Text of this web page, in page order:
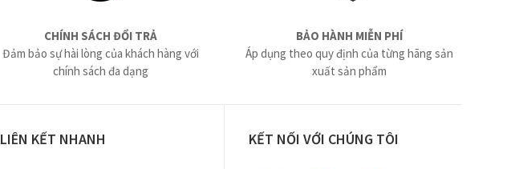
CHÍNH SÁCH ĐỔI TRẢ
Đảm bảo sự hài lòng của khách hàng với
chính sách đa dạng
BẢO HÀNH MIỄN PHÍ
Áp dụng theo quy định của từng hãng sản
xuất sản phẩm
LIÊN KẾT NHANH KẾT NỐI VỚI CHÚNG TÔI